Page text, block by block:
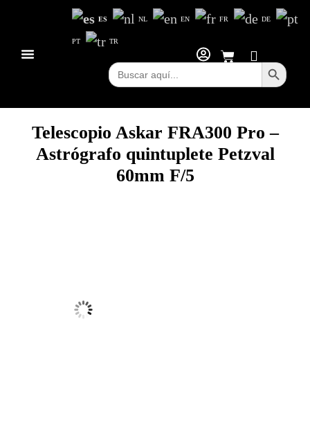
ES NL EN FR DE
PT TR
Buscar: Botón
Telescopio Askar FRA300 Pro –
Astrógrafo quintuplete Petzval
60mm F/5